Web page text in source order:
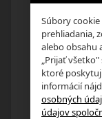
Heslo*
Súbory
prehliadania,
alebo obsahu
„Prijať
ktoré
informácií
osobných
údajov